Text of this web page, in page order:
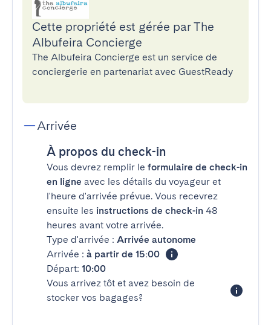
Cette propriété est gérée par The
Albufeira Concierge
The Albufeira Concierge est un service de
conciergerie en partenariat avec GuestReady
Arrivée
À propos du check-in
Vous devrez remplir le formulaire de check-in
en ligne avec les détails du voyageur et
l'heure d'arrivée prévue. Vous recevrez
ensuite les instructions de check-in 48
heures avant votre arrivée.
Type d'arrivée : Arrivée autonome
Arrivée : à partir de 15:00
Départ: 10:00
Vous arrivez tôt et avez besoin de
stocker vos bagages?